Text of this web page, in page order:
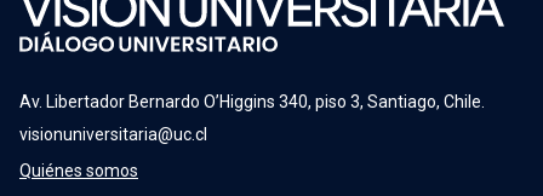
Av. Libertador Bernardo O’Higgins 340, piso 3, Santiago, Chile.
visionuniversitaria@uc.cl
Quiénes somos